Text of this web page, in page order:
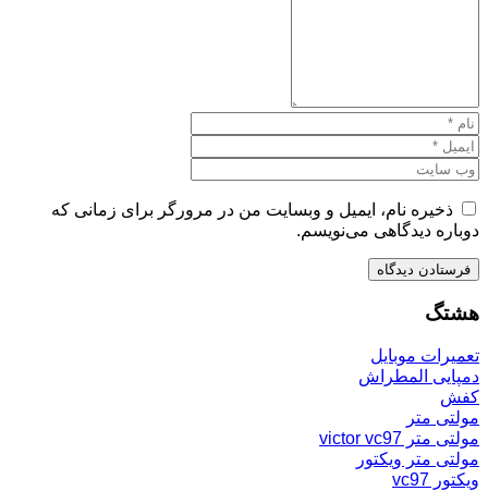
ذخیره نام، ایمیل و وبسایت من در مرورگر برای زمانی که
دوباره دیدگاهی می‌نویسم.
هشتگ
تعمیرات موبایل
دمپایی المطراش
کفش
مولتی متر
مولتی متر victor vc97
مولتی متر ویکتور
ویکتور vc97